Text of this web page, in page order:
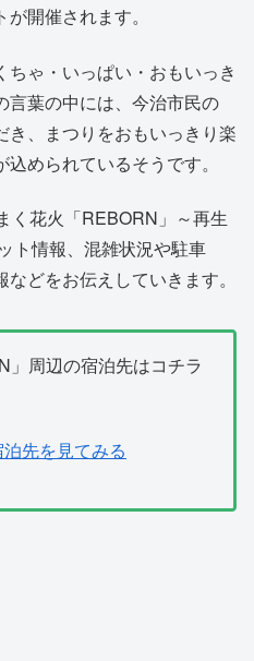
開催されます。
ちゃ・いっぱい・おもいっき
言葉の中には、今治市民の
、まつりをおもいっきり楽
められているそうです。
く花火「REBORN」～再生
ト情報、混雑状況や駐車
どをお伝えしていきます。
」周辺の宿泊先はコチラ
先を見てみる